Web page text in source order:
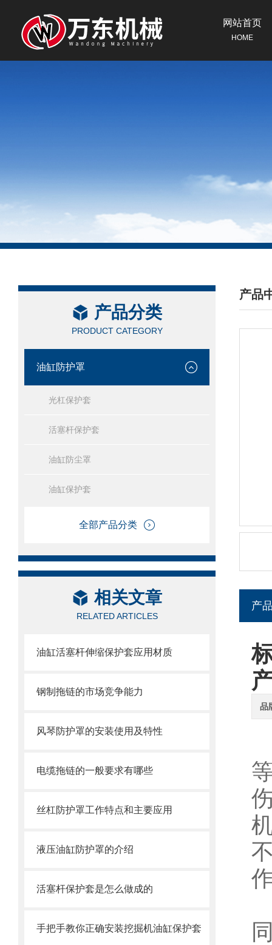
网站首页
HOME
产品分类
PRODUCT CATEGORY
油缸防护罩
光杠保护套
活塞杆保护套
油缸防尘罩
油缸保护套
全部产品分类
相关文章
RELATED ARTICLES
油缸活塞杆伸缩保护套应用材质
钢制拖链的市场竞争能力
风琴防护罩的安装使用及特性
电缆拖链的一般要求有哪些
丝杠防护罩工作特点和主要应用
液压油缸防护罩的介绍
活塞杆保护套是怎么做成的
手把手教你正确安装挖掘机油缸保护套
产品
/
产
品